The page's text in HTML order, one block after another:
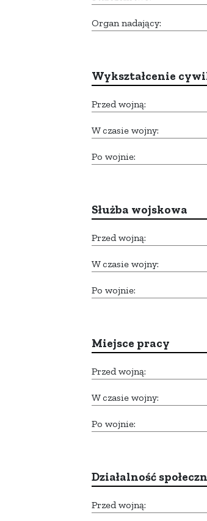
Organ nadający:
Wykształcenie
Przed wojną:
W czasie wojny:
Po wojnie:
Służba wojskowa
Przed wojną:
W czasie wojny:
Po wojnie:
Miejsce pracy
Przed wojną:
W czasie wojny:
Po wojnie:
Działalność
Przed wojną: